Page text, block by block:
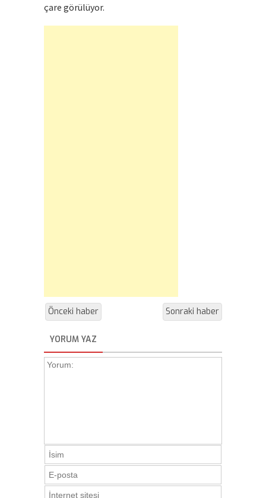
çare görülüyor.
Önceki haber Sonraki haber
YORUM YAZ